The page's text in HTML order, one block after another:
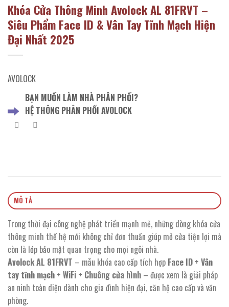
Khóa Cửa Thông Minh Avolock AL 81FRVT –
Siêu Phẩm Face ID & Vân Tay Tĩnh Mạch Hiện
Đại Nhất 2025
AVOLOCK
BẠN MUỐN LÀM NHÀ PHÂN PHỐI?
HỆ THÔNG PHÂN PHỐI AVOLOCK
MÔ TẢ
Trong thời đại công nghệ phát triển mạnh mẽ, những dòng khóa cửa
thông minh thế hệ mới không chỉ đơn thuần giúp mở cửa tiện lợi mà
còn là lớp bảo mật quan trọng cho mọi ngôi nhà.
Avolock AL 81FRVT – mẫu khóa cao cấp tích hợp Face ID + Vân
tay tĩnh mạch + WiFi + Chuông cửa hình – được xem là giải pháp
an ninh toàn diện dành cho gia đình hiện đại, căn hộ cao cấp và văn
phòng.